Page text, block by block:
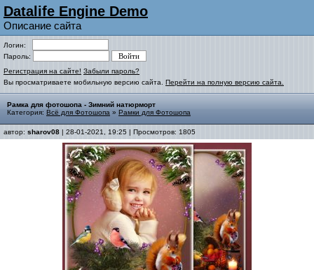
Datalife Engine Demo
Описание сайта
Логин:
Пароль:
Регистрация на сайте! Забыли пароль?
Вы просматриваете мобильную версию сайта. Перейти на полную версию сайта.
Рамка для фотошопа - Зимний натюрморт
Категория: Всё для Фотошопа » Рамки для Фотошопа
автор: sharov08 | 28-01-2021, 19:25 | Просмотров: 1805